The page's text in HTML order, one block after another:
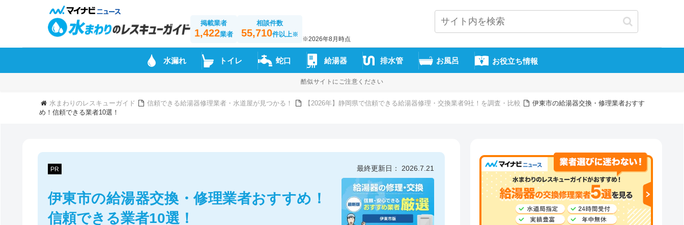
掲載業者
1,422業者
相談件数
55,710件以上※
※2026年8月時点
水漏れ トイレ 蛇口 給湯器 排水管 お風呂 お役立ち情報
酷似サイトにご注意ください
水まわりのレスキューガイド 信頼できる給湯器修理業者・水道屋が見つかる！ 【2026年】静岡県で信頼できる給湯器修理・交換業者9社！を調査・比較
伊東市の給湯器交換・修理業者おすす
め！信頼できる業者10選！
PR
伊東市の給湯器交換・修理業者おすすめ！
信頼できる業者10選！
最終更新日： 2026.7.21